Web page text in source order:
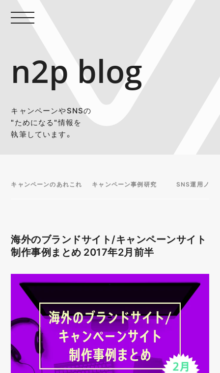
n2p blog
キャンペーンやSNSの
"ためになる"情報を
執筆しています。
キャンペーンのあれこれ キャンペーン事例研究 SNS運用ノウ
海外のブランドサイト/キャンペーンサイト
制作事例まとめ 2017年2月前半